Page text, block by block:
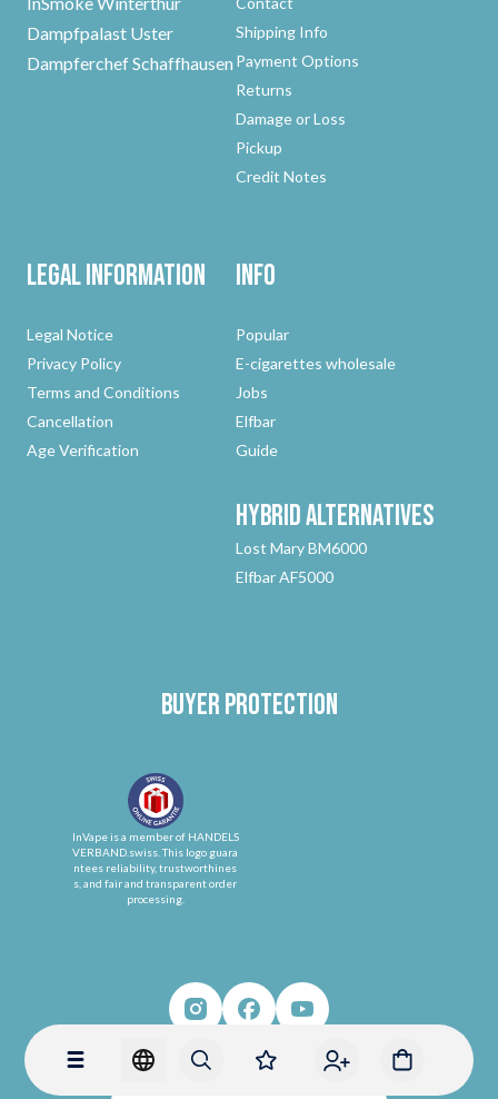
Dampfpalast Uster
Dampferchef Schaffhausen
Shipping Info
Payment Options
Returns
Damage or Loss
Pickup
Credit Notes
Legal Information
Legal Notice
Privacy Policy
Terms and Conditions
Cancellation
Age Verification
Info
Popular
E-cigarettes wholesale
Jobs
Elfbar
Guide
HybridAlternatives
Lost Mary BM6000
Elfbar AF5000
Buyer protection
InVape is a member of HANDELS
VERBAND.swiss. This logo guara
ntees reliability, trustworthines
s, and fair and transparent order
processing.